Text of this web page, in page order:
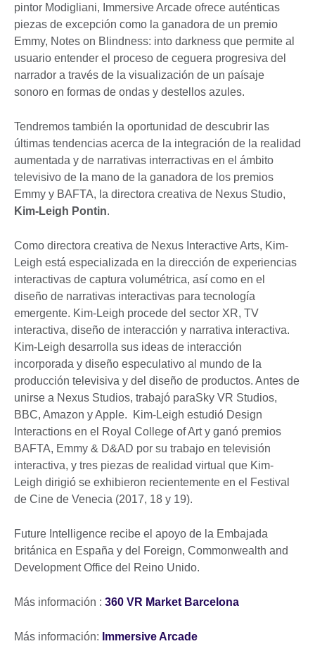
pintor Modigliani, Immersive Arcade ofrece auténticas
piezas de excepción como la ganadora de un premio
Emmy, Notes on Blindness: into darkness que permite al
usuario entender el proceso de ceguera progresiva del
narrador a través de la visualización de un paísaje
sonoro en formas de ondas y destellos azules.
Tendremos también la oportunidad de descubrir las
últimas tendencias acerca de la integración de la realidad
aumentada y de narrativas interractivas en el ámbito
televisivo de la mano de la ganadora de los premios
Emmy y BAFTA, la directora creativa de Nexus Studio,
Kim-Leigh Pontin.
Como directora creativa de Nexus Interactive Arts, Kim-
Leigh está especializada en la dirección de experiencias
interactivas de captura volumétrica, así como en el
diseño de narrativas interactivas para tecnología
emergente. Kim-Leigh procede del sector XR, TV
interactiva, diseño de interacción y narrativa interactiva.
Kim-Leigh desarrolla sus ideas de interacción
incorporada y diseño especulativo al mundo de la
producción televisiva y del diseño de productos. Antes de
unirse a Nexus Studios, trabajó paraSky VR Studios,
BBC, Amazon y Apple. Kim-Leigh estudió Design
Interactions en el Royal College of Art y ganó premios
BAFTA, Emmy & D&AD por su trabajo en televisión
interactiva, y tres piezas de realidad virtual que Kim-
Leigh dirigió se exhibieron recientemente en el Festival
de Cine de Venecia (2017, 18 y 19).
Future Intelligence recibe el apoyo de la Embajada
británica en España y del Foreign, Commonwealth and
Development Office del Reino Unido.
Más información : 360 VR Market Barcelona
Más información: Immersive Arcade